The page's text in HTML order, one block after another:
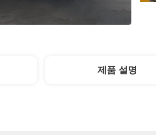
제품 설명